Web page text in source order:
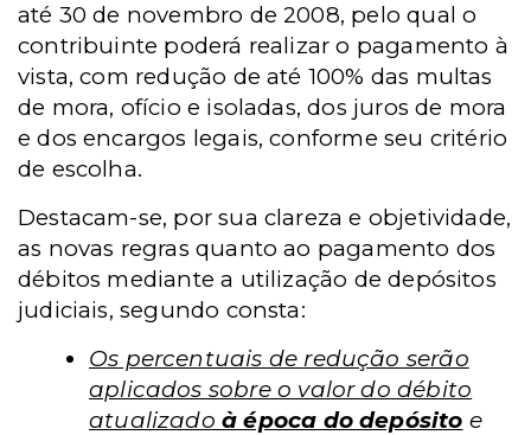
até 30 de novembro de 2008, pelo qual o
contribuinte poderá realizar o pagamento à
vista, com redução de até 100% das multas
de mora, ofício e isoladas, dos juros de mora
e dos encargos legais, conforme seu critério
de escolha.
Destacam-se, por sua clareza e objetividade,
as novas regras quanto ao pagamento dos
débitos mediante a utilização de depósitos
judiciais, segundo consta:
Os percentuais de redução serão
aplicados sobre o valor do débito
atualizadoà época do depósito e